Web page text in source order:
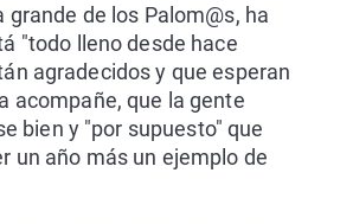
grande de los Palom@s, ha
"todo lleno desde hace
agradecidos y que esperan
acompañe, que la gente
bien y "por supuesto" que
un año más un ejemplo de